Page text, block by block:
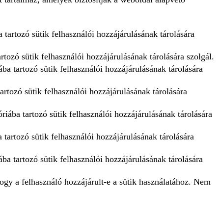
sütik felhasználói hozzájárulásának tárolására
sütik felhasználói hozzájárulásának tárolására szolgál.
tartozó sütik felhasználói hozzájárulásának tárolására
sütik felhasználói hozzájárulásának tárolására
tartozó sütik felhasználói hozzájárulásának tárolására
sütik felhasználói hozzájárulásának tárolására
tartozó sütik felhasználói hozzájárulásának tárolására
a felhasználó hozzájárult-e a sütik használatához. Nem